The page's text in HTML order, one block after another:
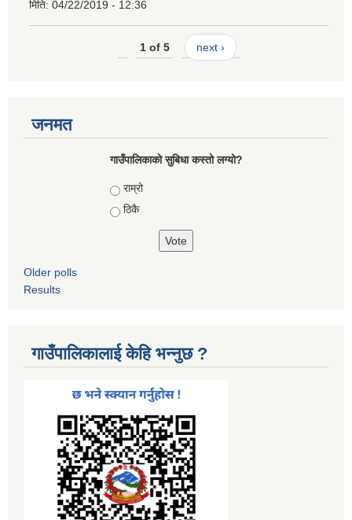
मिति: 04/22/2019 - 12:36
1 of 5 next ›
जनमत
गाउँपालिकाको सुबिधा कस्तो लग्यो?
Choices
राम्रो
ठिकै
Older polls
Results
गाउँपालिकालाई केहि भन्नुछ ?